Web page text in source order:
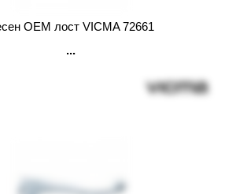
OEM лост VICMA 72661